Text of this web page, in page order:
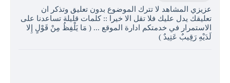
عزيزي المشاهد لا تترك الموضوع بدون تعليق وتذكر ان
تعليقك يدل عليك فلا تقل الا خيرا :: كلمات قليلة تساعدنا على
الاستمرار في خدمتكم ادارة الموقع ... ( مَا يَلْفِظُ مِنْ قَوْلٍ إِلا
لَدَيْهِ رَقِيبٌ عَتِيدٌ )